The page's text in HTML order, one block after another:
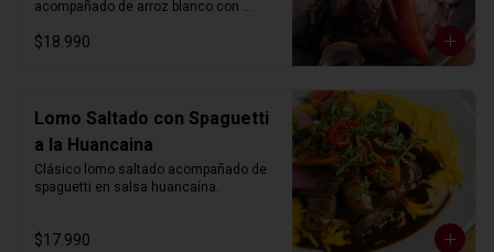
acompañado de arroz blanco con
$18.990
Lomo Saltado con Spaguetti
a la Huancaina
Clásico lomo saltado acompañado de
spaguetti en salsa huancaína.
$17.990